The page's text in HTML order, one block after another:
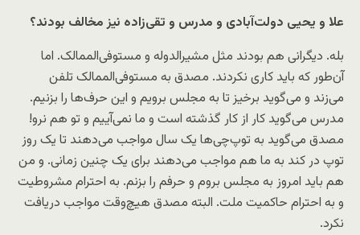
علا و یحیی دولت‌آبادی و مدرس و تقی‌زاده نیز مخالف بودند؟
بله. دیگرانی هم بودند مثل مشیرالدوله و مستوفی‌الممالک. اما
آن‌طور که باید کاری نکردند. مصدق به مستوفی‌الممالک تلفن
می‌زند و می‌گوید برخیز تا به مجلس برویم و این حرف‌ها را بزنیم.
مدرس می‌گوید کار از کار گذشته است و ما نمی‌آییم و تو هم نرو!
مصدق می‌گوید به توپ‌چی‌ها یک سال مواجب می‌دهند تا یک روز
توپ در کند به ما هم مواجب می‌دهند برای یک چنین زمانی. و من
هم باید امروز به مجلس بروم و حرفم را بزنم. به احترام مشروطیت
و به احترام حاکمیت ملت. البته مصدق هیچ‌وقت مواجب دریافت
نکرد.